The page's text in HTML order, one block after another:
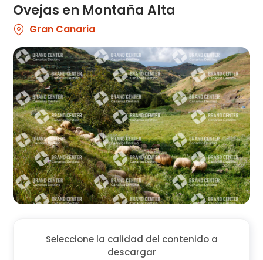
Ovejas en Montaña Alta
Gran Canaria
Seleccione la calidad del contenido a
descargar